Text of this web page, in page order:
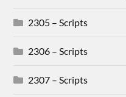
2305 – Scripts
2306 – Scripts
2307 – Scripts